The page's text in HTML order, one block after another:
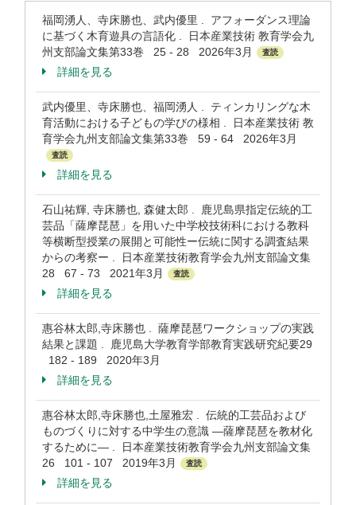
福岡湧人、寺床勝也、武内優里 . アフォーダンス理論
に基づく木育遊具の言語化 . 日本産業技術 教育学会九
州支部論文集第33巻 25 - 28 2026年3月
査読
詳細を見る
武内優里、寺床勝也、福岡湧人 . ティンカリングな木
育活動における子どもの学びの様相 . 日本産業技術 教
育学会九州支部論文集第33巻 59 - 64 2026年3月
査読
詳細を見る
石山祐輝, 寺床勝也, 森健太郎 . 鹿児島県指定伝統的工
芸品「薩摩琵琶」を用いた中学校技術科における教科
等横断型授業の展開と可能性ー伝統に関する調査結果
からの考察ー . 日本産業技術教育学会九州支部論文集
28 67 - 73 2021年3月
査読
詳細を見る
惠谷林太郎,寺床勝也 . 薩摩琵琶ワークショップの実践
結果と課題 . 鹿児島大学教育学部教育実践研究紀要29
182 - 189 2020年3月
詳細を見る
惠谷林太郎,寺床勝也,土屋雅宏 . 伝統的工芸品および
ものづくりに対する中学生の意識 ―薩摩琵琶を教材化
するために― . 日本産業技術教育学会九州支部論文集
26 101 - 107 2019年3月
査読
詳細を見る